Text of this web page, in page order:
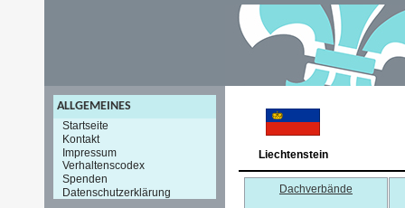
ALLGEMEINES
Startseite
Kontakt
Impressum
Verhaltenscodex
Spenden
Datenschutzerklärung
Liechtenstein
Dachverbände